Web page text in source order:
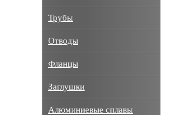
Трубы
Отводы
Фланцы
Заглушки
Алюминиевые сплавы